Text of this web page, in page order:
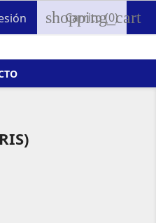
shopping_cart
Carrito(0)